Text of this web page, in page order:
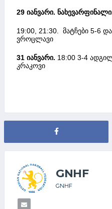
29 იანვარი.
19:00, 21:30. მატჩები 5-6
ვროცლავი
31 იანვარი. 18:00 3-4
კრაკოვი
GNHF
GNHF